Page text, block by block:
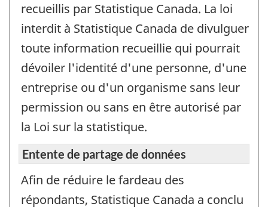
recueillis par Statistique Canada. La loi
interdit à Statistique Canada de divulguer
toute information recueillie qui pourrait
dévoiler l'identité d'une personne, d'une
entreprise ou d'un organisme sans leur
permission ou sans en être autorisé par
la Loi sur la statistique.
Entente de partage de données
Afin de réduire le fardeau des
répondants, Statistique Canada a conclu